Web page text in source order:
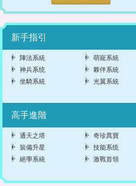
新手指引
陣法系統
萌寵系統
神兵系统
夥伴系統
坐騎系統
光翼系統
高手進階
通天之塔
奇珍異寶
裝備升星
技能系统
絕學系統
激戰首領